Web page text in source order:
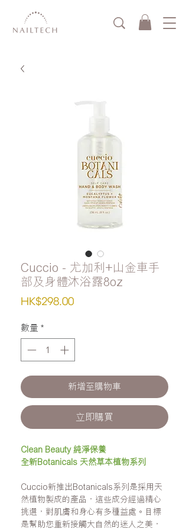
Cuccio - 尤加利+山金車手
部及身體沐浴露8oz
HK$298.00價
數量 *
新增至購物車
立即購買
Clean Beauty 純淨保養
全新Botanicals 天然草本植物系列
Cuccio新推出 Botanicals 系列是採用天
然植物製成的產品，這些成分經過精心
挑選，對肌 膚和 身心有多種益處。目標
是幫助您重新接觸大自然的迷人之美，